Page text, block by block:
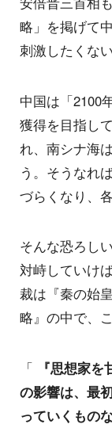
略」を掲げて
刺激したくな
中国は「2100
獲得を目指し
れ、南シナ海
う。そうなれ
づらくなり、
そんな恐ろし
対峙していけ
裁は『秦の始
略』の中で、
「
『思想家
の影響は、最
っていくもの